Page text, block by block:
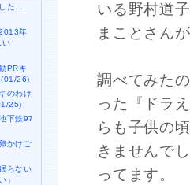
いる野村道
まことさん
調べてみた
った『ドラ
らも子供の
きませんで
ってます。
た…
年
い
PRキ
(01/26)
のわけ
25)
下鉄97
かけご
らない
」